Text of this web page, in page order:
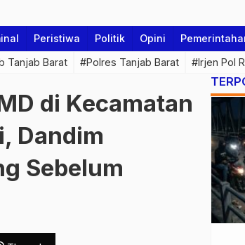
Peristiwa Politik Opini
Tanjab Barat #Polres Tanjab Barat #Irjen Pol
di Kecamatan
Dandim
Sebelum